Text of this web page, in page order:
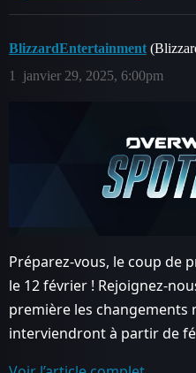
BlizzardEntertainment
janvier 29, 2025, 6:00pm
1
Préparez-vous, le coup de
le 12 février ! Rejoignez-
première les changements
interviendront à partir de